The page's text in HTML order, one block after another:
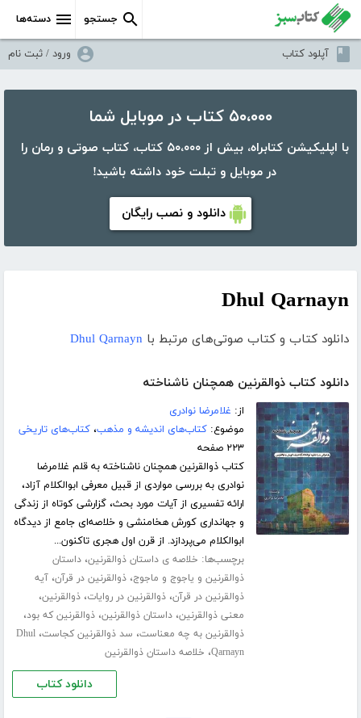
دسته‌ها جستجو
آپلود کتاب ورود / ثبت نام
۵۰،۰۰۰ کتاب در موبایل شما
با اپلیکیشن کتابراه، بیش از ۵۰،۰۰۰ کتاب، کتاب صوتی و رمان را
در موبایل و تبلت خود داشته باشید!
دانلود و نصب رایگان
Dhul Qarnayn
دانلود کتاب و کتاب صوتی‌های مرتبط با Dhul Qarnayn
دانلود کتاب ذوالقرنین همچنان ناشناخته
از: غلامرضا نوادری
موضوع:کتاب‌های اندیشه و مذهب،کتاب‌های تاریخی
۲۲۳ صفحه
کتاب ذوالقرنین همچنان ناشناخته به قلم غلامرضا
نوادری به بررسی مواردی از قبیل معرفی ابوالکلام آزاد،
ارائه تفسیری از آیات مورد بحث، گزارشی کوتاه از زندگی
و جهانداری کورش هخامنشی و خلاصه‌ای جامع از دیدگاه
ابوالکلام می‌پردازد. از قرن اول هجری تاکنون...
برچسب‌ها: خلاصه ی داستان ذوالقرنین،داستان
ذوالقرنین و یاجوج و ماجوج،ذوالقرنین در قرآن،آیه
ذوالقرنین در قرآن،ذوالقرنین در روایات،ذوالقرنین،
معنی ذوالقرنین،داستان ذوالقرنین،ذوالقرنین که بود،
ذوالقرنین به چه معناست، سد ذوالقرنین کجاست،Dhul
Qarnayn، خلاصه داستان ذوالقرنین
دانلود کتاب